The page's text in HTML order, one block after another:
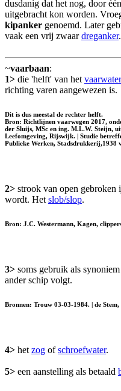
dusdanig dat het nog, door
uitgebracht kon worden.
kipanker genoemd. Later
vaak een vrij zwaardreganker.
~vaarbaan:
1> die 'helft' van het vaarwater
richting varen aangewezen is.
Dit is dus meestal de rechter helft.
Bron: Richtlijnen vaarwegen 2017,
der Sluijs, MSc en ing. M.L.W. Steijn,
Leefomgeving, Rijswijk. | Studie
Publieke Werken, Stadsdrukkerij,1938
2> strook van open gebroken
wordt. Het slob/slop.
Bron: J.C. Westermann, Kagen,
3> soms gebruik als
ander schip volgt.
Bronnen: Trouw 03-03-1984. | de
4> het zog ofschroefwater.
5> een aanstelling als betaald